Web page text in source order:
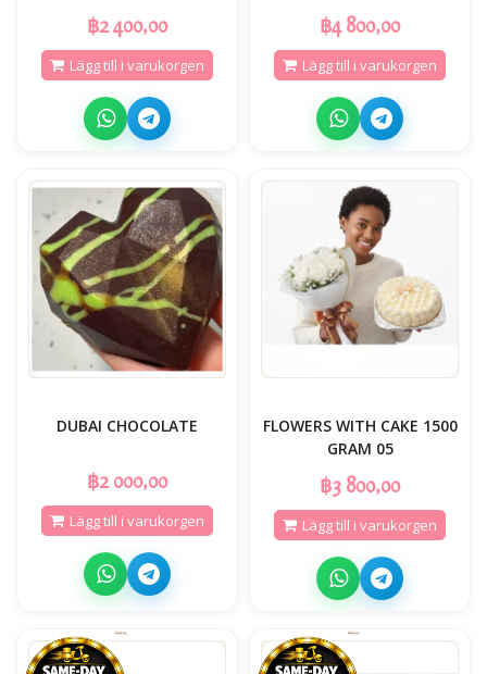
฿2 400,00
Lägg till i varukorgen
฿4 800,00
Lägg till i varukorgen
DUBAI CHOCOLATE
฿2 000,00
Lägg till i varukorgen
FLOWERS WITH CAKE 1500
GRAM 05
฿3 800,00
Lägg till i varukorgen